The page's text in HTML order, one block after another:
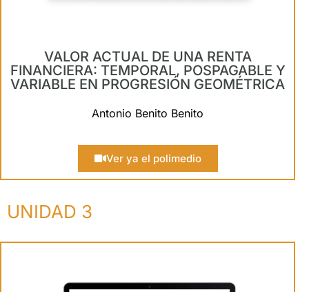
VALOR ACTUAL DE UNA RENTA
FINANCIERA: TEMPORAL, POSPAGABLE Y
VARIABLE EN PROGRESIÓN GEOMÉTRICA
Antonio Benito Benito
Ver ya el polimedio
UNIDAD 3